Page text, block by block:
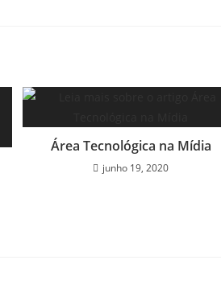
Área Tecnológica na Mídia
junho 19, 2020